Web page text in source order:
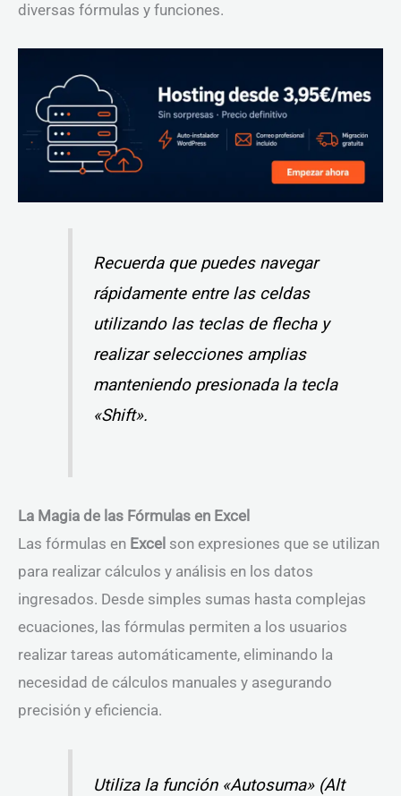
diversas fórmulas y funciones.
Recuerda que puedes navegar
rápidamente entre las celdas
utilizando las teclas de flecha y
realizar selecciones amplias
manteniendo presionada la tecla
«Shift».
La Magia de las Fórmulas en Excel
Las fórmulas en Excel son expresiones que se utilizan
para realizar cálculos y análisis en los datos
ingresados. Desde simples sumas hasta complejas
ecuaciones, las fórmulas permiten a los usuarios
realizar tareas automáticamente, eliminando la
necesidad de cálculos manuales y asegurando
precisión y eficiencia.
Utiliza la función «Autosuma» (Alt